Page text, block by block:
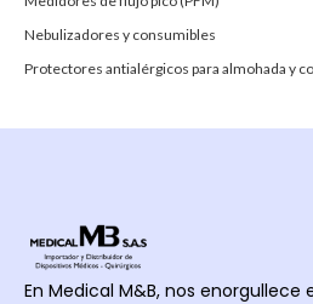
Nebulizadores y consumibles
Protectores antialérgicos para almohada y
En Medical M&B, nos